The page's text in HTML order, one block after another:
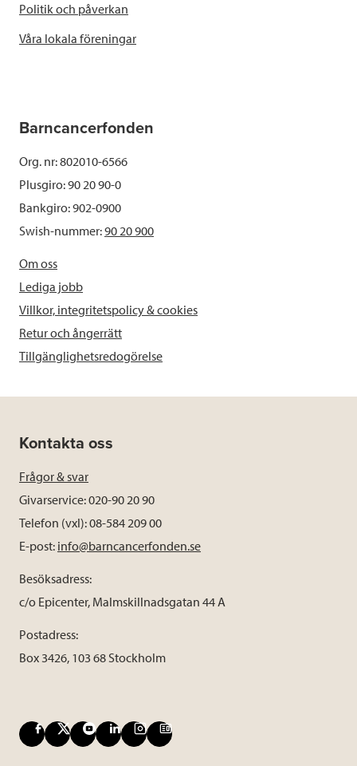
Politik och påverkan
Våra lokala föreningar
Barncancerfonden
Org. nr: 802010-6566
Plusgiro: 90 20 90-0
Bankgiro: 902-0900
Swish-nummer:90 20 900
Om oss
Lediga jobb
Villkor, integritetspolicy & cookies
Retur och ångerrätt
Tillgänglighetsredogörelse
Kontakta oss
Frågor & svar
Givarservice: 020-90 20 90
Telefon (vxl): 08-584 209 00
E-post: info@barncancerfonden.se
Besöksadress:
c/o Epicenter, Malmskillnadsgatan 44 A
Postadress:
Box 3426, 103 68 Stockholm
F
X
Y
L
I
B